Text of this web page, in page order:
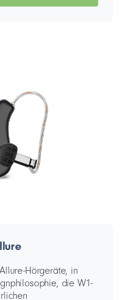
Hörgeräte, in
die W1-